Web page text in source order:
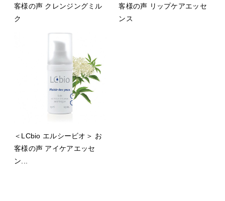
客様の声 クレンジングミル
ク
客様の声 リップケアエッセ
ンス
＜LCbio エルシービオ＞ お
客様の声 アイケアエッセ
ン...